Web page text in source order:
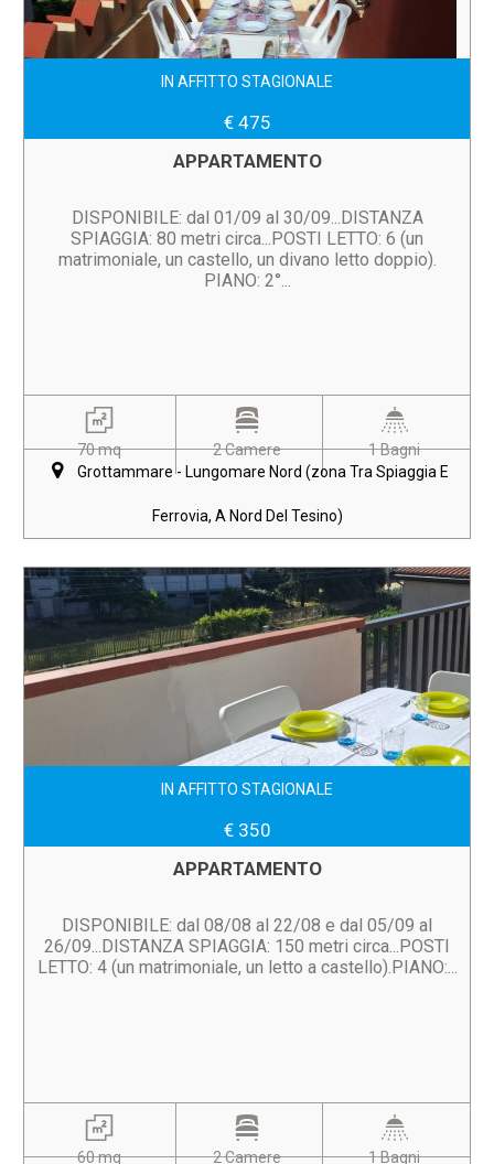
IN AFFITTO STAGIONALE
€ 475
APPARTAMENTO
DISPONIBILE: dal 01/09 al 30/09...DISTANZA
SPIAGGIA: 80 metri circa...POSTI LETTO: 6 (un
matrimoniale, un castello, un divano letto doppio).
PIANO: 2°...
70 mq 2 Camere
1 Bagni
Grottammare - Lungomare Nord (zona Tra Spiaggia E
Ferrovia, A Nord Del Tesino)
IN AFFITTO STAGIONALE
€ 350
APPARTAMENTO
DISPONIBILE: dal 08/08 al 22/08 e dal 05/09 al
26/09...DISTANZA SPIAGGIA: 150 metri circa...POSTI
LETTO: 4 (un matrimoniale, un letto a castello).PIANO:...
60 mq 2 Camere
1 Bagni